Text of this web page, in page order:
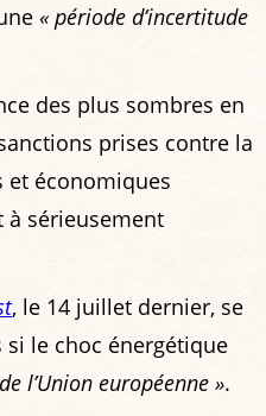
« période d’incertitude
des plus sombres en
prises contre la
et économiques
à sérieusement
, le 14 juillet dernier, se
le choc énergétique
l’Union européenne ».